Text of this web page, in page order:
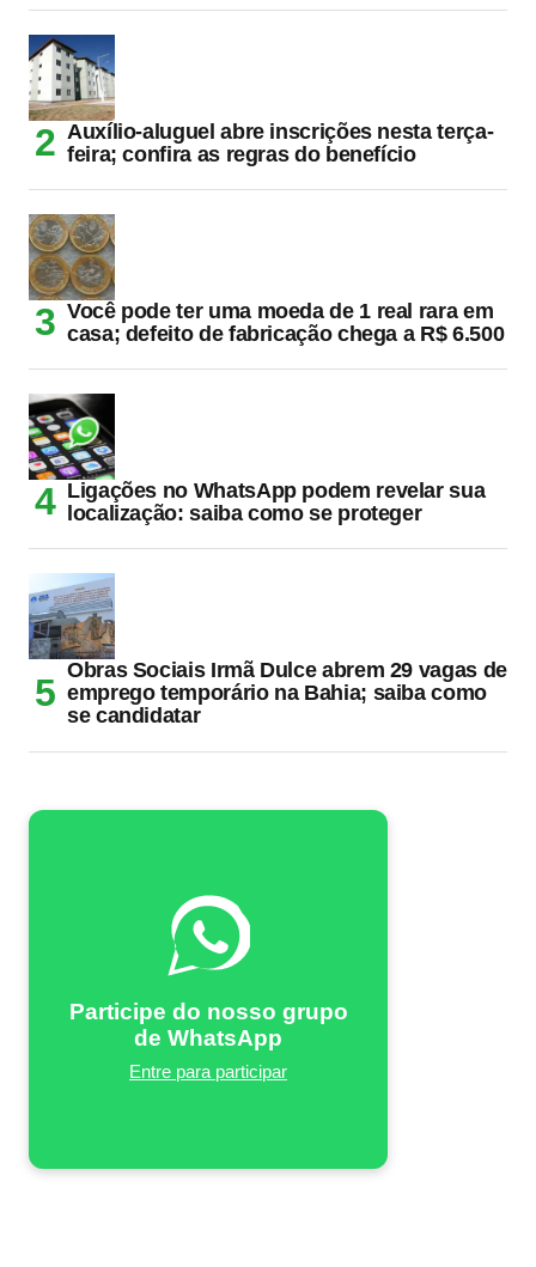
Auxílio-aluguel abre inscrições nesta terça-
feira; confira as regras do benefício
Você pode ter uma moeda de 1 real rara em
casa; defeito de fabricação chega a R$ 6.500
Ligações no WhatsApp podem revelar sua
localização: saiba como se proteger
Obras Sociais Irmã Dulce abrem 29 vagas de
emprego temporário na Bahia; saiba como
se candidatar
Participe do nosso grupo
de WhatsApp
Entre para participar